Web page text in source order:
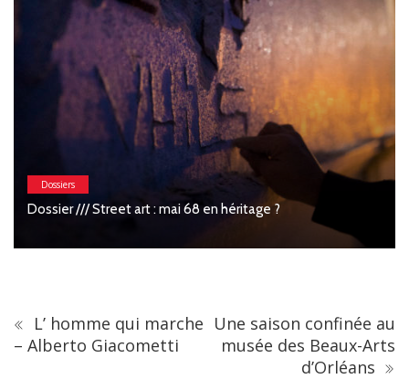
Dossiers
Dossier /// Street art : mai 68 en héritage ?
L’ homme qui marche
– Alberto Giacometti
Une saison confinée au
musée des Beaux-Arts
d’Orléans